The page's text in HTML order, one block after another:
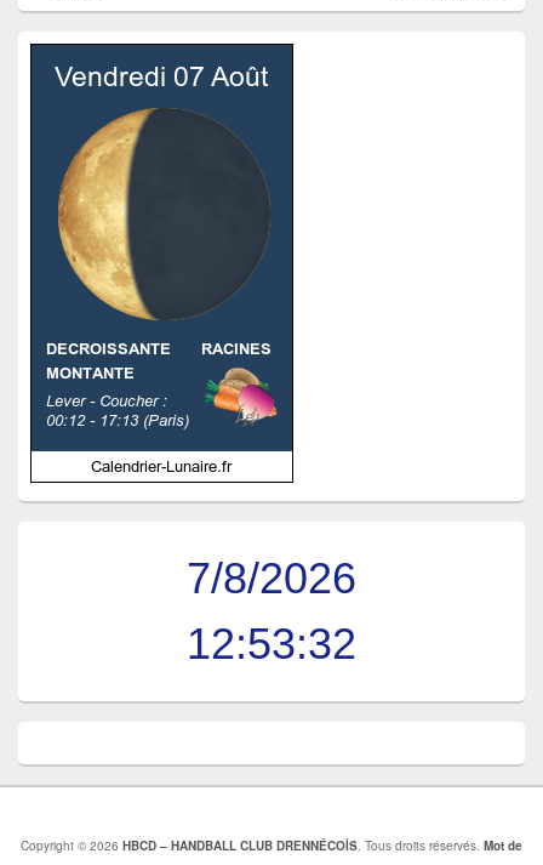
7/8/2026
12:53:32
Copyright © 2026 HBCD – HANDBALL CLUB DRENNÉCOİS. Tous droits réservés. Mot de